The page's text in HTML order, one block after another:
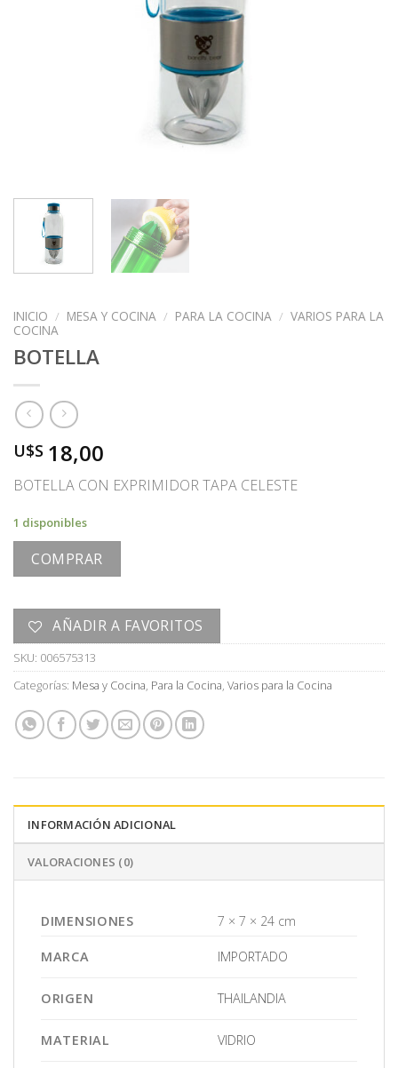
INICIO / MESA Y COCINA / PARA LA COCINA / VARIOS PARA LA
COCINA
BOTELLA
U$S 18,00
BOTELLA CON EXPRIMIDOR TAPA CELESTE
1 disponibles
COMPRAR
AÑADIR A FAVORITOS
SKU: 006575313
Categorías: Mesa y Cocina, Para la Cocina, Varios para la Cocina
INFORMACIÓN ADICIONAL
VALORACIONES (0)
DIMENSIONES 7 × 7 × 24 cm
MARCA IMPORTADO
ORIGEN THAILANDIA
MATERIAL VIDRIO